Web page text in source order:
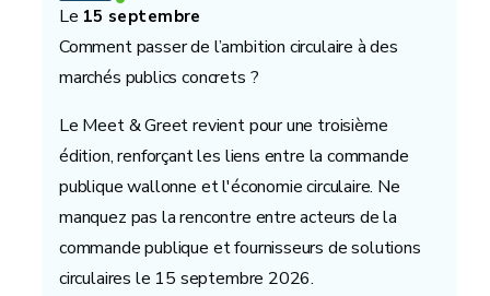
Le 15 septembre
Comment passer de l’ambition circulaire à des
marchés publics concrets ?
Le Meet & Greet revient pour une troisième
édition, renforçant les liens entre la commande
publique wallonne et l'économie circulaire. Ne
manquez pas la rencontre entre acteurs de la
commande publique et fournisseurs de solutions
circulaires le 15 septembre 2026.